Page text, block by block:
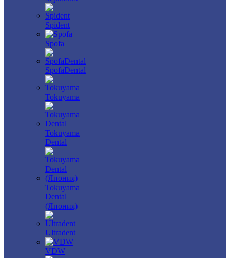
Spident
Spofa
SpofaDental
Tokuyama
Tokuyama
Dental
Tokuyama
Dental
(Япония)
Ultradent
VDW